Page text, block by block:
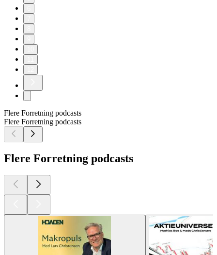
Flere Forretning podcasts
Flere Forretning podcasts
Flere Forretning podcasts